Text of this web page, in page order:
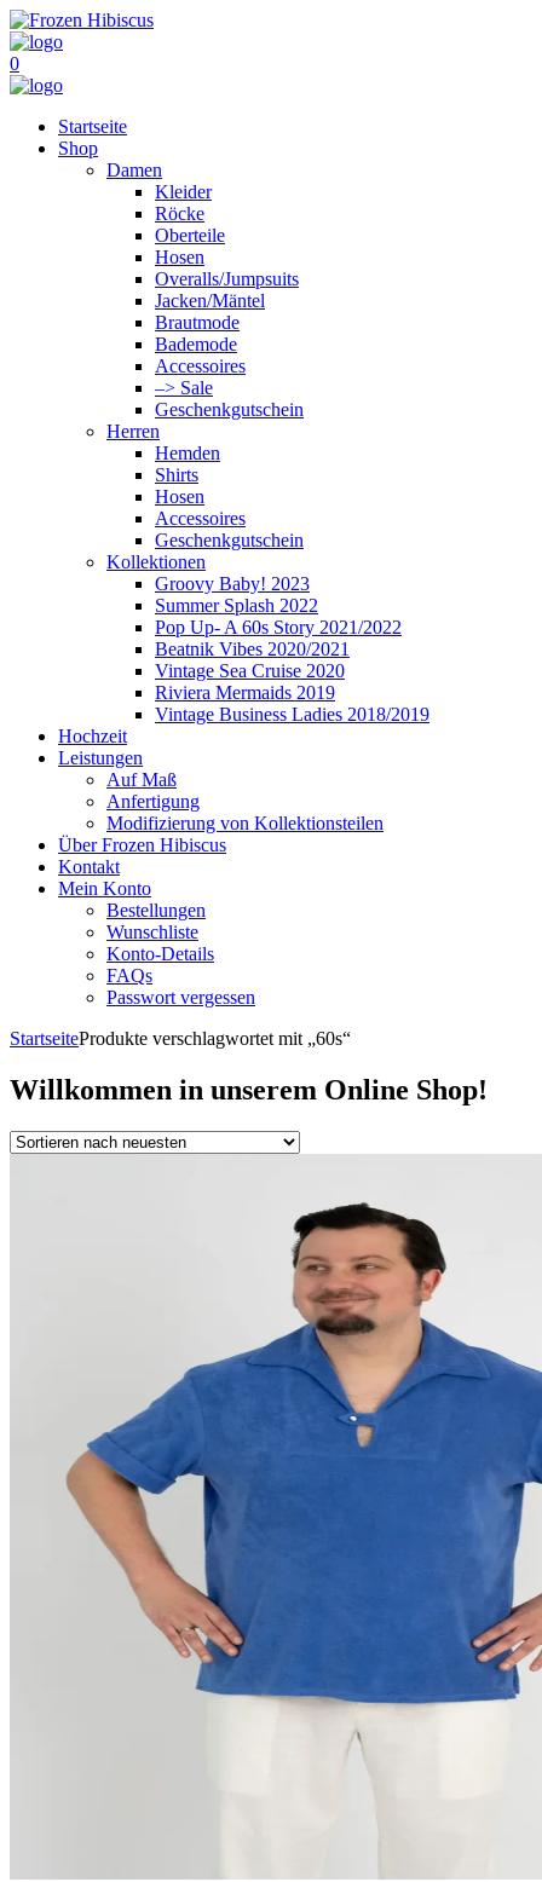
0
Startseite
Shop
Damen
Kleider
Röcke
Oberteile
Hosen
Overalls/Jumpsuits
Jacken/Mäntel
Brautmode
Bademode
Accessoires
–> Sale
Geschenkgutschein
Herren
Hemden
Shirts
Hosen
Accessoires
Geschenkgutschein
Kollektionen
Groovy Baby! 2023
Summer Splash 2022
Pop Up- A 60s Story 2021/2022
Beatnik Vibes 2020/2021
Vintage Sea Cruise 2020
Riviera Mermaids 2019
Vintage Business Ladies 2018/2019
Hochzeit
Leistungen
Auf Maß
Anfertigung
Modifizierung von Kollektionsteilen
Über Frozen Hibiscus
Kontakt
Mein Konto
Bestellungen
Wunschliste
Konto-Details
FAQs
Passwort vergessen
StartseiteProdukte verschlagwortet mit „60s“
Willkommen in unserem Online Shop!